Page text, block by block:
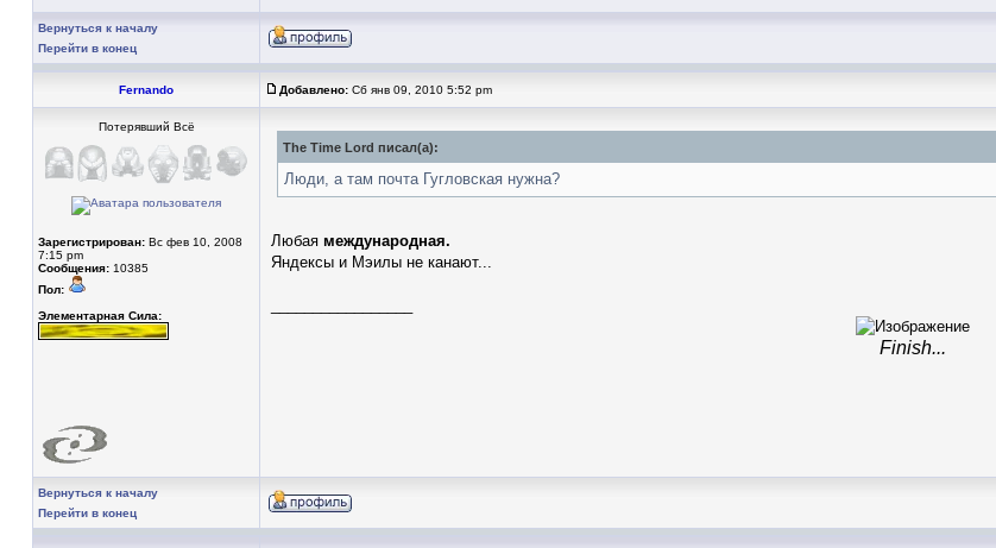
Вернуться к началу
Перейти в конец
Fernando Добавлено: Сб янв 09, 2010 5:52 pm
Потерявший Всё
Зарегистрирован: Вс фев 10, 2008
7:15 pm
Сообщения: 10385
Пол:
Элементарная Сила:
The Time Lord писал(а):
Люди, а там почта Гугловская нужна?
Любая международная.
Яндексы и Мэилы не канают...
Finish...
Вернуться к началу
Перейти в конец